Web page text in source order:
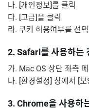
나. [개인정보]를 클릭
다. [고급]을 클릭
라. 쿠키 허용여부를 선택
2. Safari를 사용하는
가. Mac OS 상단 좌측
나. [환경설정] 창에서 [
3. Chrome을 사용하